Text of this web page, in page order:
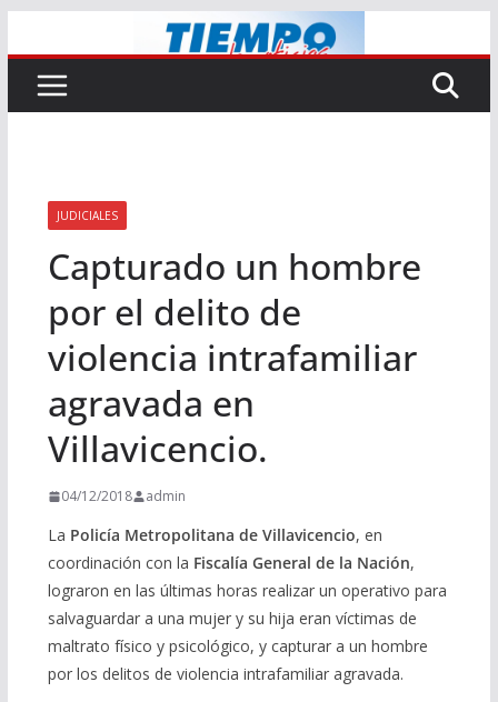
al
contenido
JUDICIALES
Capturado un hombre
por el delito de
violencia intrafamiliar
agravada en
Villavicencio.
04/12/2018 admin
La Policía Metropolitana de Villavicencio, en
coordinación con la Fiscalía General de la Nación,
lograron en las últimas horas realizar un operativo para
salvaguardar a una mujer y su hija eran víctimas de
maltrato físico y psicológico, y capturar a un hombre
por los delitos de violencia intrafamiliar agravada.